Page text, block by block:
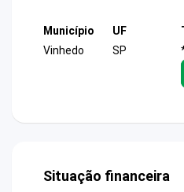
Município
Vinhedo
UF
SP
Situação financeira